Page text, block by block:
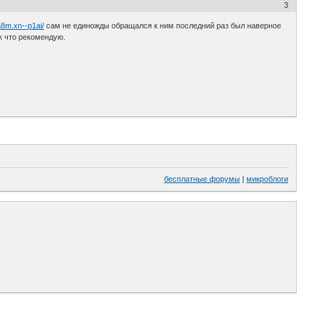
3
p1ai/ сам не единожды обращался к ним последний раз был наверное
что рекомендую.
бесплатные форумы микроблоги